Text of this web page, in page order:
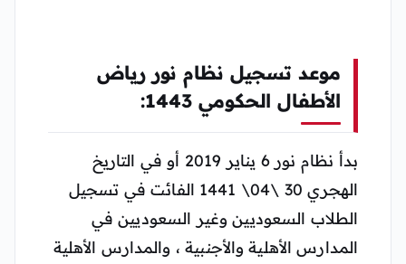
موعد تسجيل نظام نور رياض
الأطفال الحكومي 1443:
بدأ نظام نور 6 يناير 2019 أو في التاريخ
الهجري 30 \04\ 1441 الفائت في تسجيل
الطلاب السعوديين وغير السعوديين في
المدارس الأهلية والأجنبية ، والمدارس الأهلية